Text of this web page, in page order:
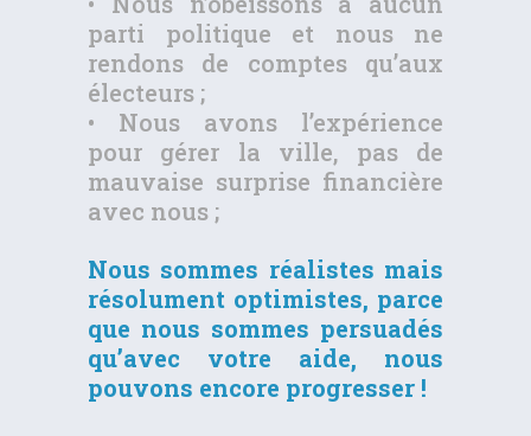
parti politique et nous ne
rendons de comptes qu’aux
électeurs ;
• Nous avons l’expérience
pour gérer la ville, pas de
mauvaise surprise financière
avec nous ;
Nous sommes réalistes mais
résolument optimistes, parce
que nous sommes persuadés
qu’avec votre aide, nous
pouvons encore progresser !